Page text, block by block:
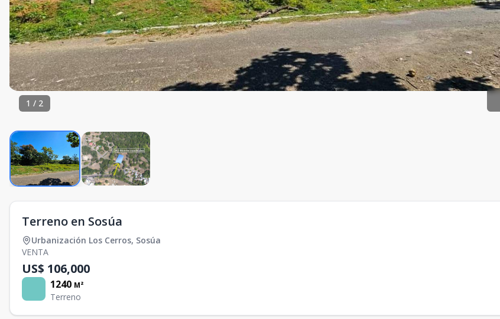
1 / 2
Terreno en Sosúa
Urbanización Los Cerros, Sosúa
VENTA
US$ 106,000
1240 M²
Terreno